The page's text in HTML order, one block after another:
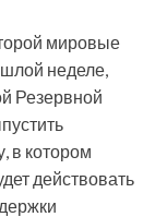
мировые
неделе,
Резервной
в котором
действовать